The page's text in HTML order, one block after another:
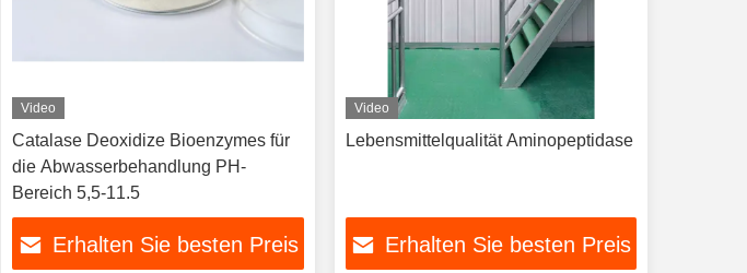
Video
Catalase Deoxidize Bioenzymes für
die Abwasserbehandlung PH-
Bereich 5,5-11.5
Erhalten Sie besten Preis
Video
Lebensmittelqualität Aminopeptidase
Erhalten Sie besten Preis